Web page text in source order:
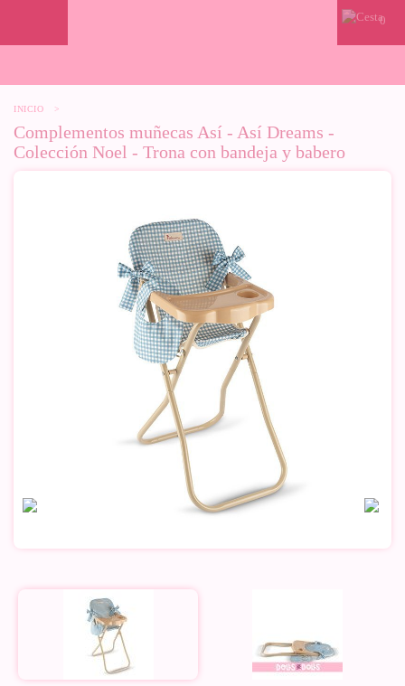
0
INICIO >
Complementos muñecas Así - Así Dreams -
Colección Noel - Trona con bandeja y babero